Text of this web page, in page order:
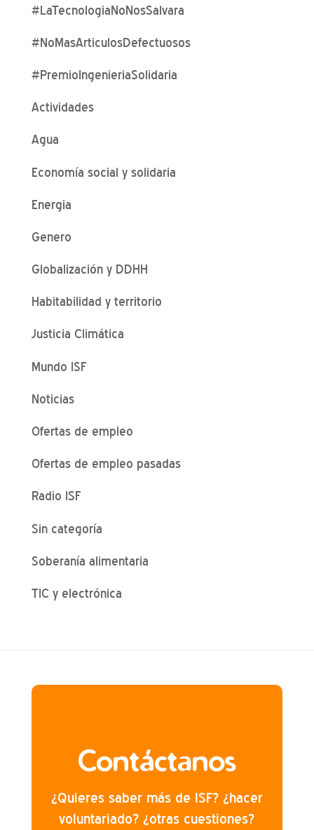
#LaTecnologiaNoNosSalvara
#NoMasArticulosDefectuosos
#PremioIngenieriaSolidaria
Actividades
Agua
Economía social y solidaria
Energia
Genero
Globalización y DDHH
Habitabilidad y territorio
Justicia Climática
Mundo ISF
Noticias
Ofertas de empleo
Ofertas de empleo pasadas
Radio ISF
Sin categoría
Soberanía alimentaria
TIC y electrónica
Contáctanos
¿Quieres saber más de ISF? ¿hacer
voluntariado? ¿otras cuestiones?